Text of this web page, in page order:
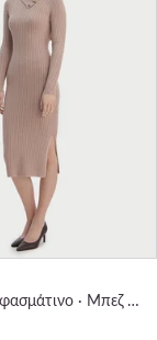
Φόρεμα υφασμάτινο · Μπεζ · Midi